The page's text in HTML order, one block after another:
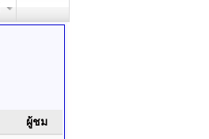
ผู้ชม